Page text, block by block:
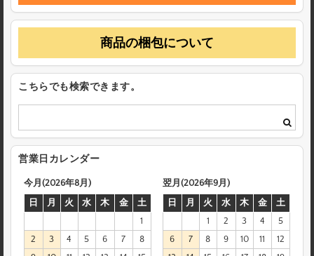
商品の梱包について
こちらでも検索できます。
営業日カレンダー
今月(2026年8月)
日
月 火 水 木 金
土
1
2
3 4 5 6 7
8
翌月(2026年9月)
日
月 火 水 木 金
土
1
2 3 4
5
6
7 8 9 10 11
12